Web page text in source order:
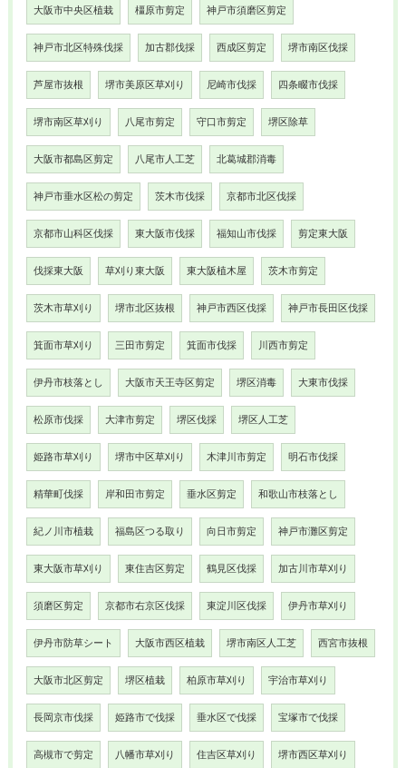
大阪市中央区植栽 橿原市剪定 神戸市須磨区剪定
神戸市北区特殊伐採 加古郡伐採 西成区剪定 堺市南区伐採
芦屋市抜根 堺市美原区草刈り 尼崎市伐採 四条畷市伐採
堺市南区草刈り 八尾市剪定 守口市剪定 堺区除草
大阪市都島区剪定 八尾市人工芝 北葛城郡消毒
神戸市垂水区松の剪定 茨木市伐採 京都市北区伐採
京都市山科区伐採 東大阪市伐採 福知山市伐採 剪定東大阪
伐採東大阪 草刈り東大阪 東大阪植木屋 茨木市剪定
茨木市草刈り 堺市北区抜根 神戸市西区伐採 神戸市長田区伐採
箕面市草刈り 三田市剪定 箕面市伐採 川西市剪定
伊丹市枝落とし 大阪市天王寺区剪定 堺区消毒 大東市伐採
松原市伐採 大津市剪定 堺区伐採 堺区人工芝
姫路市草刈り 堺市中区草刈り 木津川市剪定 明石市伐採
精華町伐採 岸和田市剪定 垂水区剪定 和歌山市枝落とし
紀ノ川市植栽 福島区つる取り 向日市剪定 神戸市灘区剪定
東大阪市草刈り 東住吉区剪定 鶴見区伐採 加古川市草刈り
須磨区剪定 京都市右京区伐採 東淀川区伐採 伊丹市草刈り
伊丹市防草シート 大阪市西区植栽 堺市南区人工芝 西宮市抜根
大阪市北区剪定 堺区植栽 柏原市草刈り 宇治市草刈り
長岡京市伐採 姫路市で伐採 垂水区で伐採 宝塚市で伐採
高槻市で剪定 八幡市草刈り 住吉区草刈り 堺市西区草刈り